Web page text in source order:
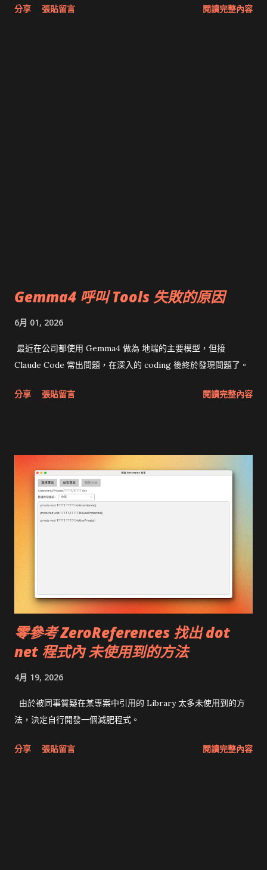
改錯的地方，再用其他方式修正原本 Dictionary 不是 Thread
分享 張貼留言 閱讀完整內容
Gemma4 呼叫 Tools 失敗的原因
6月 01, 2026
最近在公司都使用 Gemma4 做為 地端的主要模型，但接
Claude Code 常出問題，在深入的 coding 後終於發現問題了。
分享 張貼留言 閱讀完整內容
零參考 ZeroReferences 找出 dot
net 程式內 未使用到的方法
4月 19, 2026
由於被同事質疑在某專案中引用的 Library 太多未使用到的方
法，決定自行開發一個減肥程式。
分享 張貼留言 閱讀完整內容